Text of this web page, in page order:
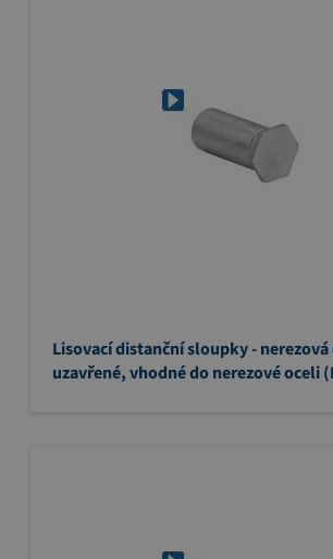
Lisovací distanční sloupky -
uzavřené, vhodné do nerezové oceli